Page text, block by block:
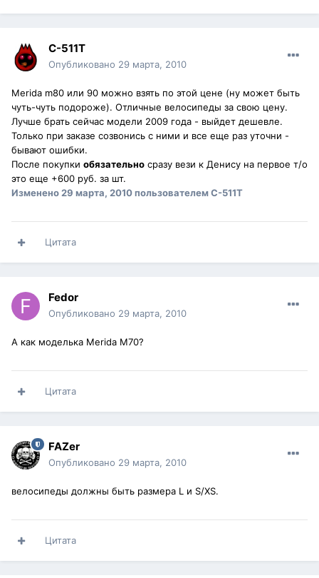
C-511T
Опубликовано 29 марта, 2010
Merida m80 или 90 можно взять по этой цене (ну может быть
чуть-чуть подороже). Отличные велосипеды за свою цену.
Лучше брать сейчас модели 2009 года - выйдет дешевле.
Только при заказе созвонись с ними и все еще раз уточни -
бывают ошибки.
После покупки обязательно сразу вези к Денису на первое т/о
это еще +600 руб. за шт.
Изменено29 марта, 2010пользователем C-511T
Цитата
Fedor
Опубликовано 29 марта, 2010
А как моделька Merida M70?
Цитата
FAZer
Опубликовано 29 марта, 2010
велосипеды должны быть размера L и S/XS.
Цитата